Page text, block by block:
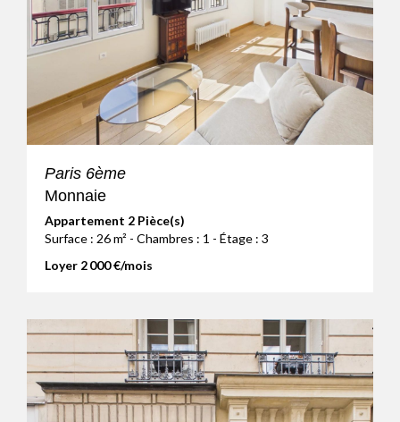
Paris 6ème
Monnaie
Appartement 2 Pièce(s)
Surface : 26 m² - Chambres : 1 - Étage : 3
Loyer 2 000 €/mois